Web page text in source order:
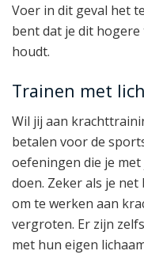
Voer in dit geval het
bent dat je dit
houdt.
Trainen met
Wil jij aan
betalen voor de
oefeningen die je
doen. Zeker als je
om te werken aan
vergroten. Er zijn
met hun eigen